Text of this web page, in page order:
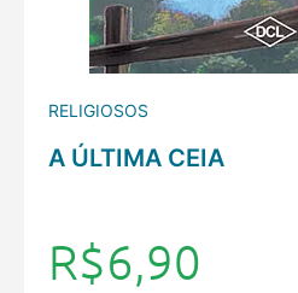
RELIGIOSOS
A ÚLTIMA CEIA
R$6,90